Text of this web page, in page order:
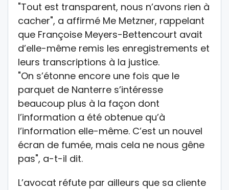
"Tout est transparent, nous n’avons rien à
cacher", a affirmé Me Metzner, rappelant
que Françoise Meyers-Bettencourt avait
d’elle-même remis les enregistrements et
leurs transcriptions à la justice.
"On s’étonne encore une fois que le
parquet de Nanterre s’intéresse
beaucoup plus à la façon dont
l’information a été obtenue qu’à
l’information elle-même. C’est un nouvel
écran de fumée, mais cela ne nous gêne
pas", a-t-il dit.
L’avocat réfute par ailleurs que sa cliente